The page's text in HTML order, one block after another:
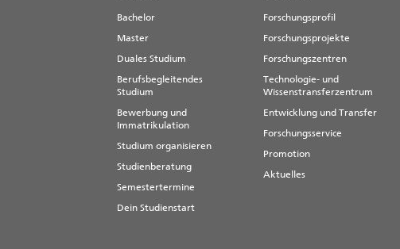
Bachelor
Master
Duales Studium
Berufsbegleitendes
Studium
Bewerbung und
Immatrikulation
Studium organisieren
Studienberatung
Semestertermine
Dein Studienstart
Forschungsprofil
Forschungsprojekte
Forschungszentren
Technologie- und
Wissenstransferzentrum
Entwicklung und Transfer
Forschungsservice
Promotion
Aktuelles